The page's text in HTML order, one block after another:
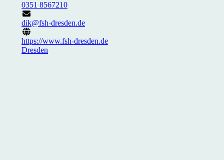
0351 8567210
dik@fsh-dresden.de
https://www.fsh-dresden.de
Dresden